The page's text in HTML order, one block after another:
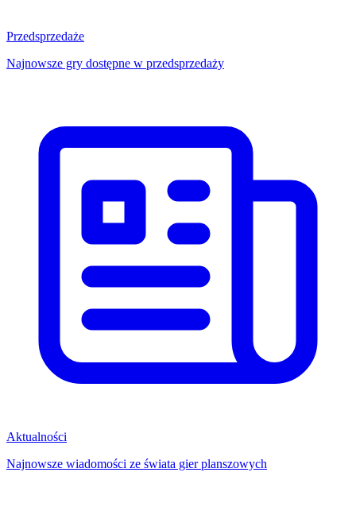
Przedsprzedaże
Najnowsze gry dostępne w przedsprzedaży
Aktualności
Najnowsze wiadomości ze świata gier planszowych